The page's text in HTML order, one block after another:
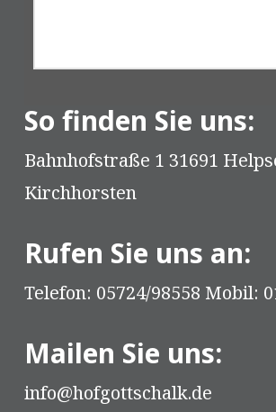
So finden Sie uns:
Bahnhofstraße 1 31691
Kirchhorsten
Rufen Sie uns an:
Telefon: 05724/98558 Mobil:
Mailen Sie uns:
info@hofgottschalk.de